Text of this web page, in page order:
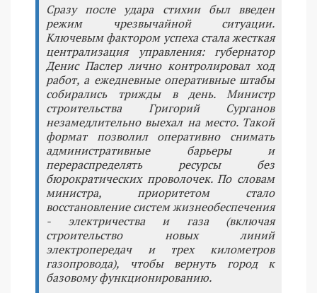
Сразу после удара стихии был введен
режим чрезвычайной ситуации.
Ключевым фактором успеха стала жесткая
централизация управления: губернатор
Денис Паслер лично контролировал ход
работ, а ежедневные оперативные штабы
собирались трижды в день. Министр
строительства Григорий Сурганов
незамедлительно выехал на место. Такой
формат позволил оперативно снимать
административные барьеры и
перераспределять ресурсы без
бюрократических проволочек. По словам
министра, приоритетом стало
восстановление систем жизнеобеспечения
- электричества и газа (включая
строительство новых линий
электропередач и трех километров
газопровода), чтобы вернуть город к
базовому функционированию.